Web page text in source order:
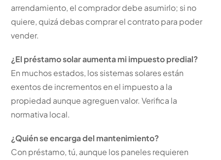
arrendamiento, el comprador debe asumirlo; si no
quiere, quizá debas comprar el contrato para poder
vender.
¿El préstamo solar aumenta mi impuesto predial?
En muchos estados, los sistemas solares están
exentos de incrementos en el impuesto a la
propiedad aunque agreguen valor. Verifica la
normativa local.
¿Quién se encarga del mantenimiento?
Con préstamo, tú, aunque los paneles requieren